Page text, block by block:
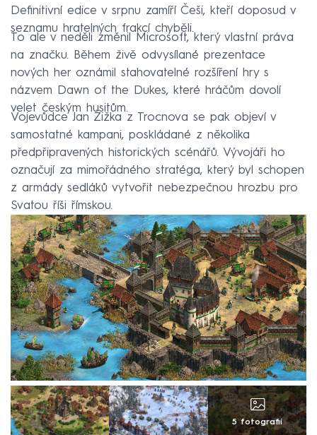
Definitivní edice v srpnu zamíří Češi, kteří doposud v
seznamu hratelných frakcí chyběli.
To ale v neděli změnil Microsoft, který vlastní práva
na značku. Během živě odvysílané prezentace
nových her oznámil stahovatelné rozšíření hry s
názvem Dawn of the Dukes, které hráčům dovolí
velet českým husitům.
Vojevůdce Jan Žižka z Trocnova se pak objeví v
samostatné kampani, poskládané z několika
předpřipravených historických scénářů. Vývojáři ho
označují za mimořádného stratéga, který byl schopen
z armády sedláků vytvořit nebezpečnou hrozbu pro
Svatou říši římskou.
5 fotografií